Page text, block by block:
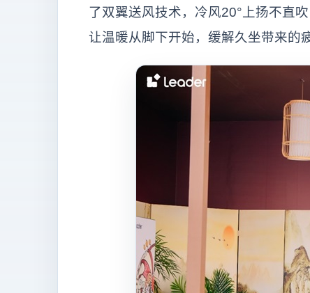
了双翼送风技术，冷风20°上扬不直
让温暖从脚下开始，缓解久坐带来的